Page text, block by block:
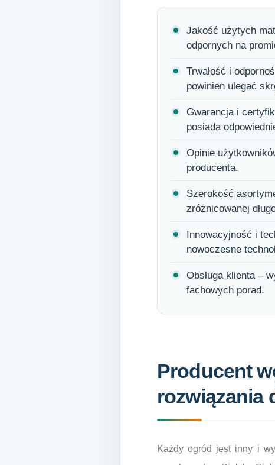
Jakość użytych
odpornych na
Trwałość i
powinien ulegać
Gwarancja i
posiada
Opinie
producenta.
Szerokość
zróżnicowanej
Innowacyjność i
nowoczesne
Obsługa klienta –
fachowych porad.
Producent
rozwiązania
Każdy ogród jest inny i